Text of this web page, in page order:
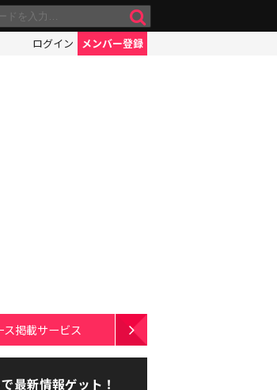
ログイン メンバー登録
掲載サービス
最新情報ゲット！